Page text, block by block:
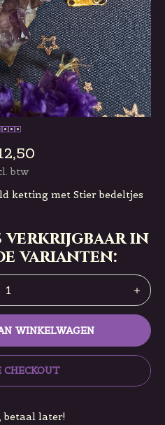
btw
ketting met Stier bedeltjes
in
varianten:
WINKELWAGEN
CHECKOUT
betaal later!